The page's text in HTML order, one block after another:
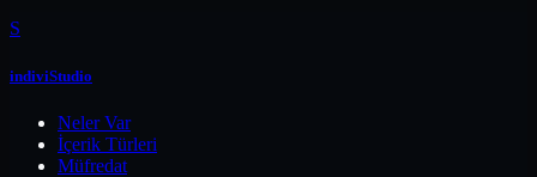
S
indiviStudio
Neler Var
İçerik Türleri
Müfredat